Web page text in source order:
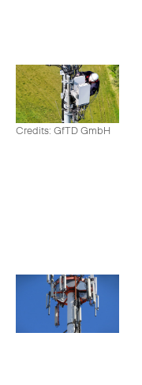
Credits: GfTD GmbH